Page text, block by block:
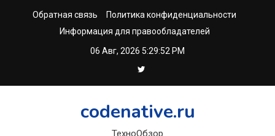
Обратная связь
Политика конфиденциальности
Информация для правообладателей
06 Авг, 2026 5:29:53 PM
codenative.ru
ТехноОбзор